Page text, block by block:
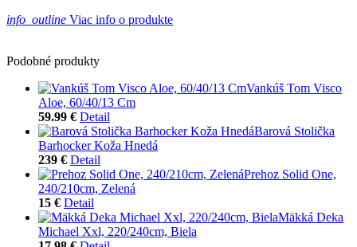
info_outline Viac info o produkte
Podobné produkty
Vankúš Tom Visco
Aloe, 60/40/13 Cm
59.99 € Detail
Barová Stolička
Barhocker Koža Hnedá
239 € Detail
Prehoz Solid One,
240/210cm, Zelená
15 € Detail
Mäkká Deka
Michael Xxl, 220/240cm, Biela